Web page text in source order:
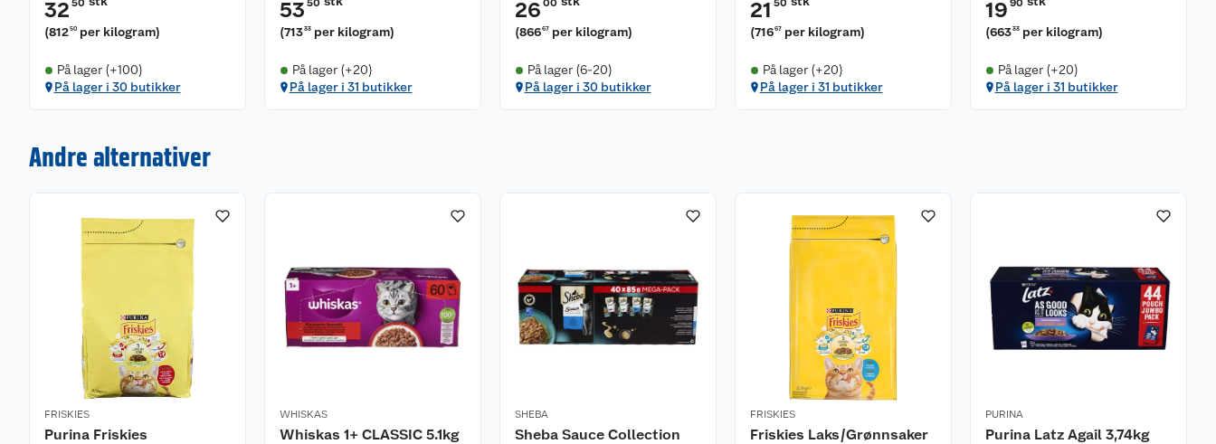
32 50
(81250 per kilogram)
På lager (+100)
På lager i 30 butikker
53 50
(71333 per kilogram)
På lager (+20)
På lager i 31 butikker
26 00
(86667 per kilogram)
På lager (6-20)
På lager i 30 butikker
21 50
(71667 per kilogram)
På lager (+20)
På lager i 31 butikker
19 90
(66333 per kilogram)
På lager (+20)
På lager i 31 butikker
Andre alternativer
FRISKIES
Purina Friskies
WHISKAS
Whiskas 1+ CLASSIC 5.1kg
SHEBA
Sheba Sauce Collection
FRISKIES
Friskies Laks/Grønnsaker
PURINA
Purina Latz Agail 3,74kg